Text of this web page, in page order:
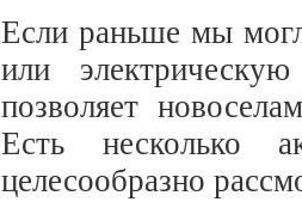
Если раньше мы
или
позволяет
Есть несколько
целесообразно